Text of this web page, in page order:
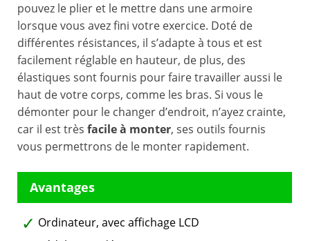
pouvez le plier et le mettre dans une armoire
lorsque vous avez fini votre exercice. Doté de
différentes résistances, il s’adapte à tous et est
facilement réglable en hauteur, de plus, des
élastiques sont fournis pour faire travailler aussi le
haut de votre corps, comme les bras. Si vous le
démonter pour le changer d’endroit, n’ayez crainte,
car il est très facile à monter, ses outils fournis
vous permettrons de le monter rapidement.
Ordinateur, avec affichage LCD